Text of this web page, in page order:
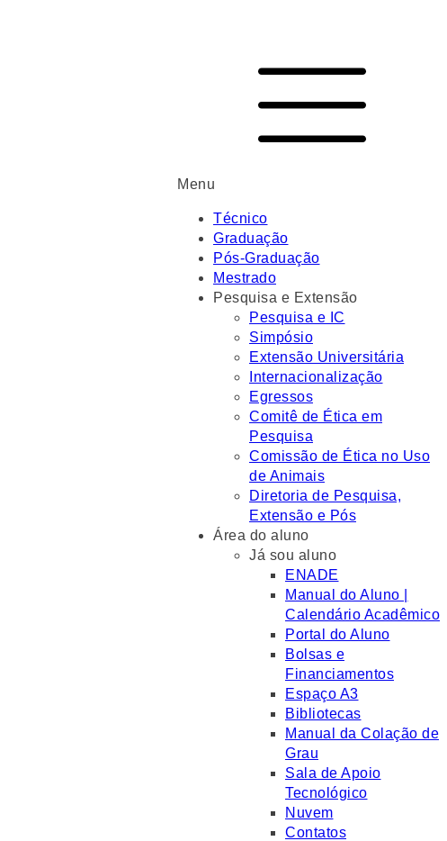
Menu
Técnico
Graduação
Pós-Graduação
Mestrado
Pesquisa e Extensão
Pesquisa e IC
Simpósio
Extensão Universitária
Internacionalização
Egressos
Comitê de Ética em
Pesquisa
Comissão de Ética no Uso
de Animais
Diretoria de Pesquisa,
Extensão e Pós
Área do aluno
Já sou aluno
ENADE
Manual do Aluno |
Calendário Acadêmico
Portal do Aluno
Bolsas e
Financiamentos
Espaço A3
Bibliotecas
Manual da Colação de
Grau
Sala de Apoio
Tecnológico
Nuvem
Contatos